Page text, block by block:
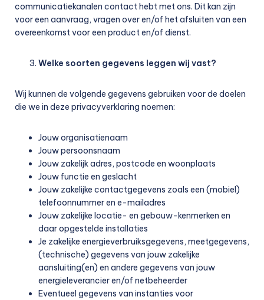
communicatiekanalen contact hebt met ons. Dit kan zijn
voor een aanvraag, vragen over en/of het afsluiten van een
overeenkomst voor een product en/of dienst.
Welke soorten gegevens leggen wij vast?
Wij kunnen de volgende gegevens gebruiken voor de doelen
die we in deze privacyverklaring noemen:
Jouw organisatienaam
Jouw persoonsnaam
Jouw zakelijk adres, postcode en woonplaats
Jouw functie en geslacht
Jouw zakelijke contactgegevens zoals een (mobiel)
telefoonnummer en e-mailadres
Jouw zakelijke locatie- en gebouw-kenmerken en
daar opgestelde installaties
Je zakelijke energieverbruiksgegevens, meetgegevens,
(technische) gegevens van jouw zakelijke
aansluiting(en) en andere gegevens van jouw
energieleverancier en/of netbeheerder
Eventueel gegevens van instanties voor